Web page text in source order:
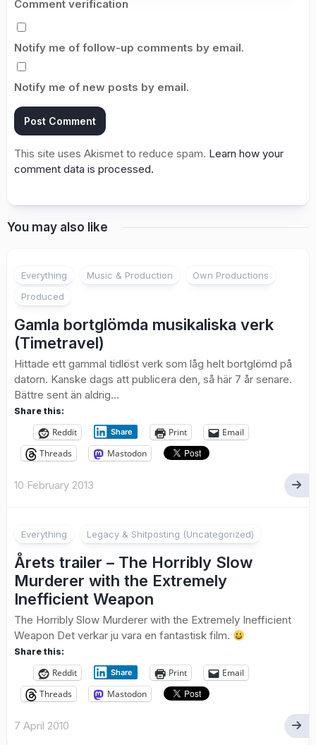
Comment verification
Notify me of follow-up comments by email.
Notify me of new posts by email.
This site uses Akismet to reduce spam. Learn how your
comment data is processed.
You may also like
Everything Music & Production
Own Productions
Produced
Gamla bortglömda musikaliska verk
(Timetravel)
Hittade ett gammal tidlöst verk som låg helt bortglömd på
datorn. Kanske dags att publicera den, så här 7 år senare.
Bättre sent än aldrig…
Share this:
Reddit Share Print
Email
Threads
Mastodon
10 February 2013
Everything Legacy & Shitposting (Uncategorized)
Årets trailer – The Horribly Slow
Murderer with the Extremely
Inefficient Weapon
The Horribly Slow Murderer with the Extremely Inefficient
Weapon Det verkar ju vara en fantastisk film.
Share this:
Reddit Share Print
Email
Threads
Mastodon
7 April 2010